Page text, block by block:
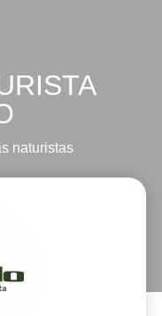
naturistas